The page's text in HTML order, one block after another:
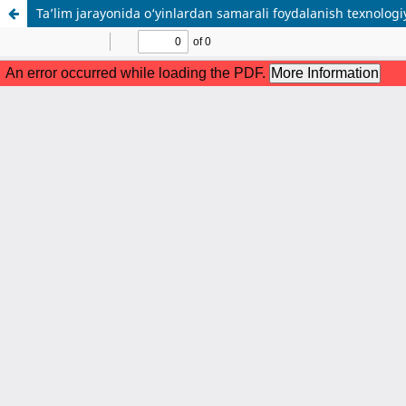
Ta’lim jarayonida o‘yinlardan samarali foydalanish